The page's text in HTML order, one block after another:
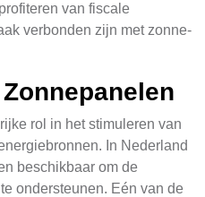
van fiscale
verbonden zijn met zonne-
rol in het stimuleren van
In Nederland
beschikbaar om de
ondersteunen. Eén van de